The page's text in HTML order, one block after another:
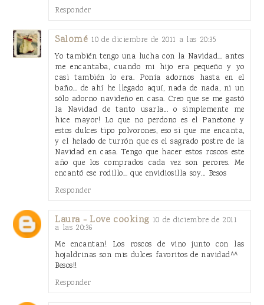
Responder
Salomé 10 de diciembre de 2011 a las 20:35
Yo también tengo una lucha con la Navidad... antes
me encantaba, cuando mi hijo era pequeño y yo
casi también lo era. Ponía adornos hasta en el
baño... de ahí he llegado aquí, nada de nada, ni un
sólo adorno navideño en casa. Creo que se me gastó
la Navidad de tanto usarla... o simplemente me
hice mayor! Lo que no perdono es el Panetone y
estos dulces tipo polvorones, eso si que me encanta,
y el helado de turrón que es el sagrado postre de la
Navidad en casa. Tengo que hacer estos roscos este
año que los comprados cada vez son perores. Me
encantó ese rodillo... que envidiosilla soy... Besos
Responder
Laura - Love cooking 10 de diciembre de 2011
a las 20:36
Me encantan! Los roscos de vino junto con las
hojaldrinas son mis dulces favoritos de navidad^^
Besos!!
Responder